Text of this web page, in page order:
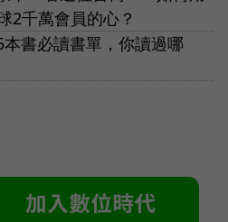
2千萬會員的心？
書必讀書單，你讀過哪